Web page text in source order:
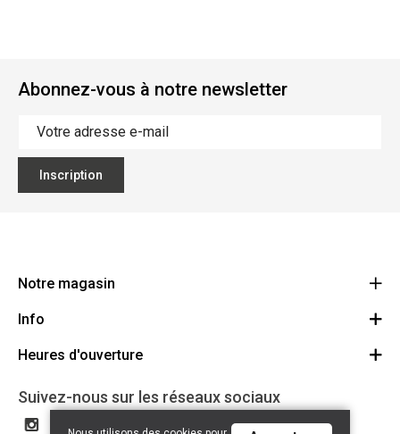
Abonnez-vous à notre newsletter
Inscription
Notre magasin
Ecoflora
1500 Halle
32(0)2.361.77.61
BE 0886.319.484
Info
Offres d'emploi
Partenaires
Heures d'ouverture
Lundi: Fermé
Mardi: 09:00 - 17:00
Suivez-nous sur les réseaux sociaux